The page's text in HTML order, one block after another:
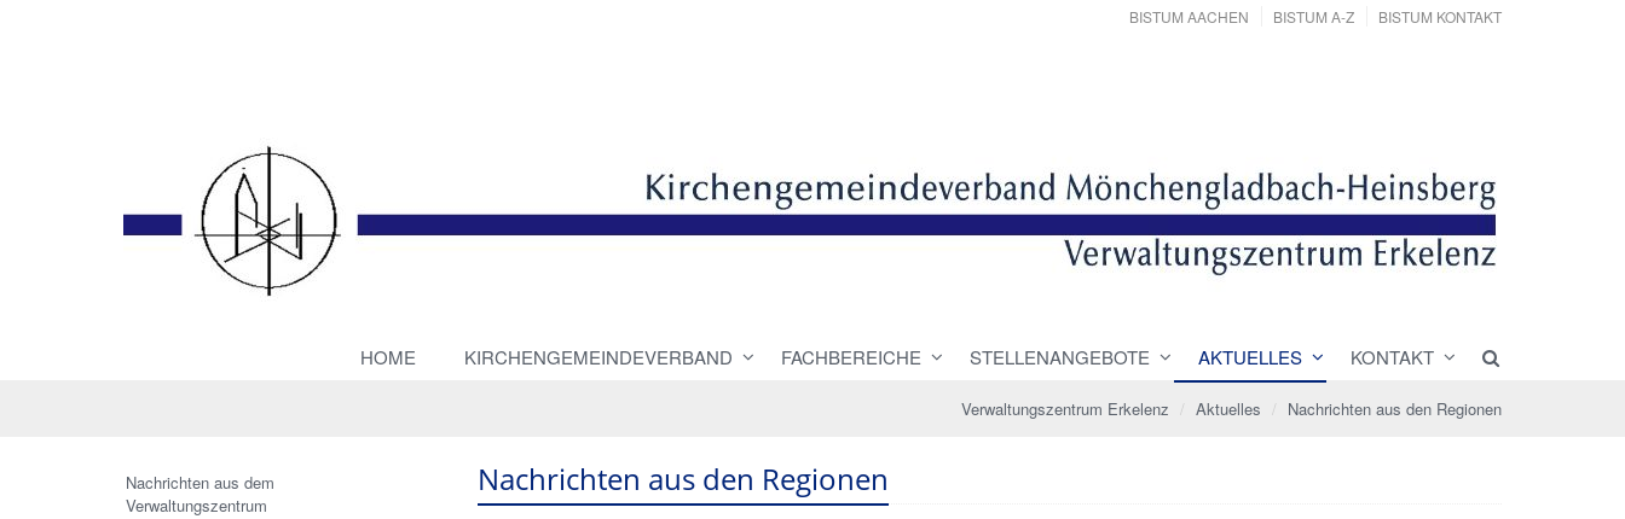
BISTUM AACHEN BISTUM A-Z BISTUM KONTAKT
HOME KIRCHENGEMEINDEVERBAND FACHBEREICHE STELLENANGEBOTE AKTUELLES KONTAKT
Verwaltungszentrum Erkelenz Aktuelles Nachrichten aus den Regionen
Nachrichten aus den Regionen
Nachrichten aus dem
Verwaltungszentrum